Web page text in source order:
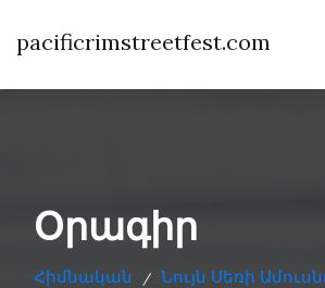
pacificrimstreetfest.com
Օրագիր
Հիմնական / Նույն Սեռի